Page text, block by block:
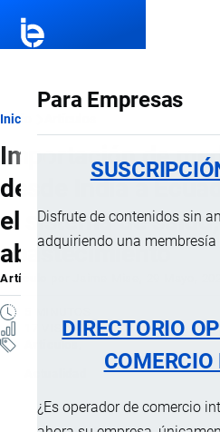
Para Empresas
Disfrute de contenidos sin
adquiriendo una membresía
DIRECTORIO
COMERCIO
¿Es operador de comercio
Ruta
de
navegación
Inicio
Importación de
desde India a
el sistema de
abastecimiento
Artículo
17 VISTAS